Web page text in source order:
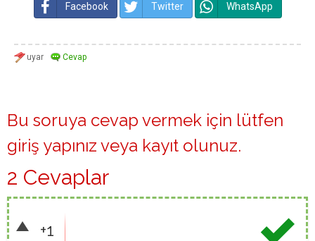
Facebook Twitter WhatsApp
Bu soruya cevap vermek için lütfen
giriş yapınız veya kayıt olunuz.
2 Cevaplar
+1